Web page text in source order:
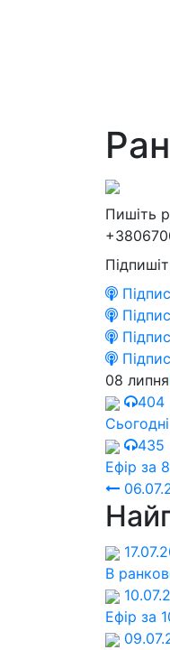
Пишіть
08 липня
404
435
Ефір за
В
Ефір за